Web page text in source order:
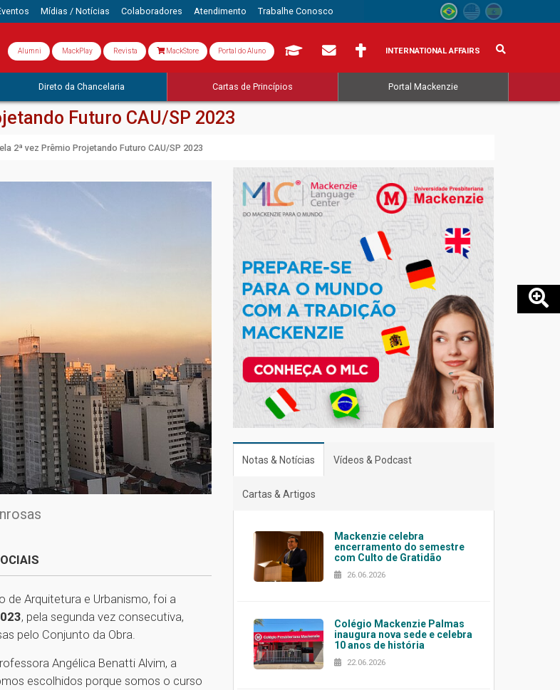
Mídias / Notícias Colaboradores Atendimento Trabalhe Conosco
Alumni MackPlay Revista MackStore Portal do Aluno INTERNATIONAL AFFAIRS
Direto da Chancelaria Cartas de Princípios Portal Mackenzie
Futuro CAU/SP 2023
2ª vez Prêmio Projetando Futuro CAU/SP 2023
de Arquitetura e Urbanismo, foi a
, pela segunda vez consecutiva,
pelo Conjunto da Obra.
Angélica Benatti Alvim, a
escolhidos porque somos o curso
Notas & Notícias Vídeos & Podcast
Cartas & Artigos
Mackenzie celebra
encerramento do semestre
com Culto de Gratidão
26.06.2026
Colégio Mackenzie Palmas
inaugura nova sede e celebra
10 anos de história
22.06.2026